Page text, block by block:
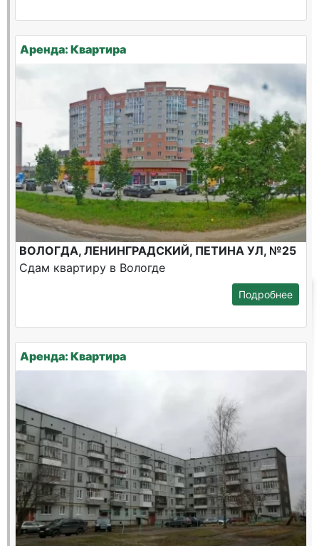
Аренда: Квартира
ВОЛОГДА, ЛЕНИНГРАДСКИЙ, ПЕТИНА УЛ, №25
Сдам квартиру в Вологде
Подробнее
Аренда: Квартира